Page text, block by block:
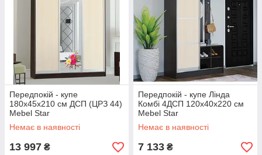
Передпокій - купе
180х45х210 см ДСП (ЦРЗ 44)
Mebel Star
Немає в наявності
13 997 ₴
Передпокій - купе Лінда
Комбі 4ДСП 120х40х220 см
Mebel Star
Немає в наявності
7 133 ₴